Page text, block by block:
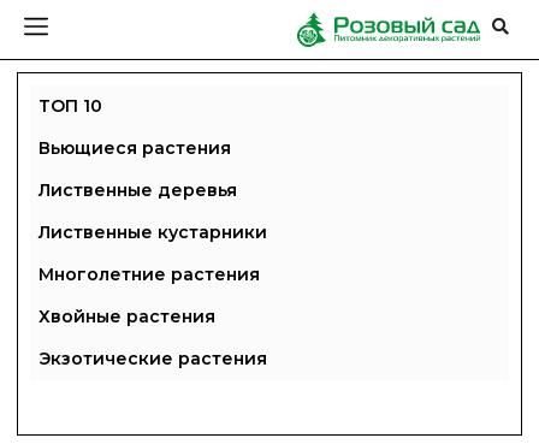
ТОП 10
Вьющиеся растения
Лиственные деревья
Лиственные кустарники
Многолетние растения
Хвойные растения
Экзотические растения